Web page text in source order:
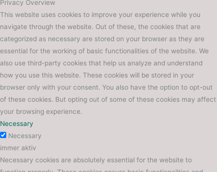
Privacy Overview
This website uses cookies to improve your experience while you
navigate through the website. Out of these, the cookies that are
categorized as necessary are stored on your browser as they are
essential for the working of basic functionalities of the website. We
also use third-party cookies that help us analyze and understand
how you use this website. These cookies will be stored in your
browser only with your consent. You also have the option to opt-out
of these cookies. But opting out of some of these cookies may affect
your browsing experience.
Necessary
Necessary
immer aktiv
Necessary cookies are absolutely essential for the website to